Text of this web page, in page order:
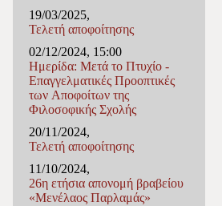
19/03/2025,
Τελετή αποφοίτησης
02/12/2024, 15:00
Ημερίδα: Μετά το Πτυχίο -
Επαγγελματικές Προοπτικές
των Αποφοίτων της
Φιλοσοφικής Σχολής
20/11/2024,
Τελετή αποφοίτησης
11/10/2024,
26η ετήσια απονομή βραβείου
«Μενέλαος Παρλαμάς»